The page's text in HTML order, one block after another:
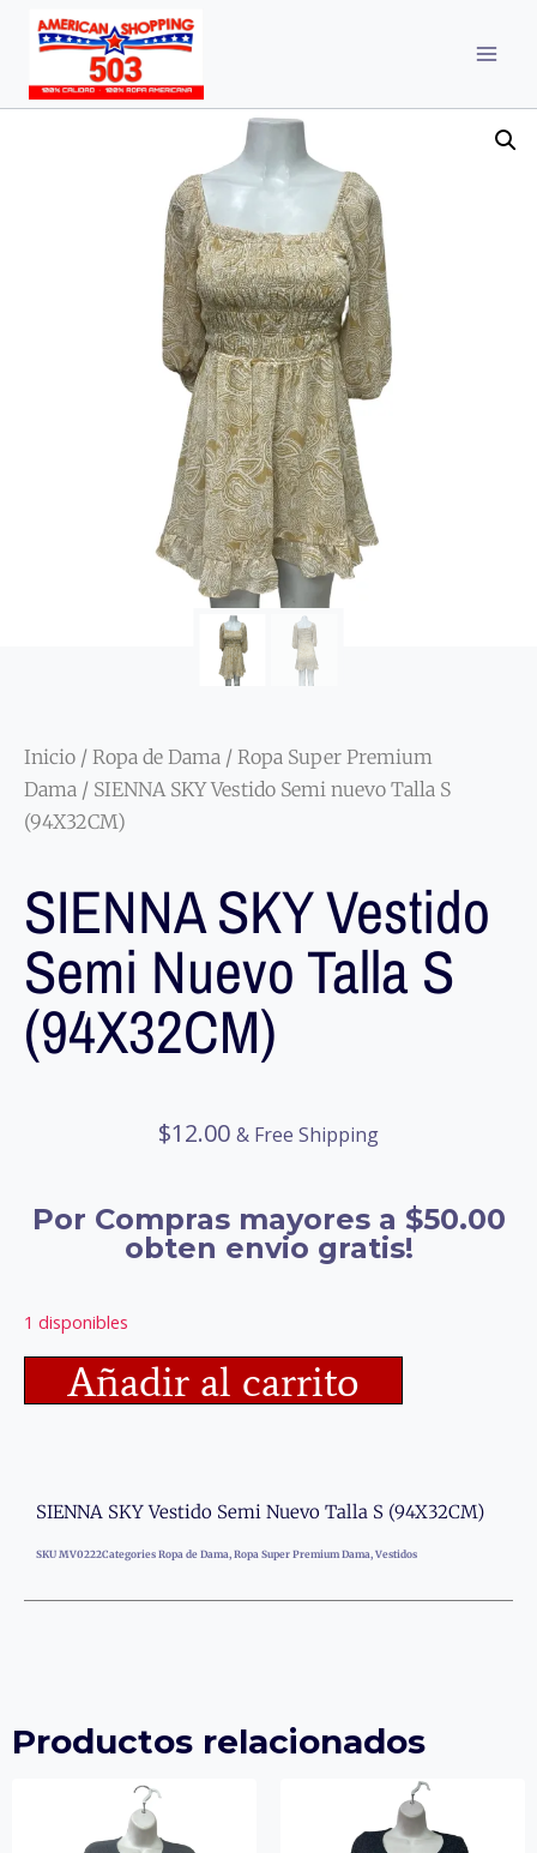
Inicio / Ropa de Dama / Ropa Super Premium
Dama / SIENNA SKY Vestido Semi nuevo Talla S
(94X32CM)
SIENNA SKY Vestido
Semi Nuevo Talla S
(94X32CM)
$12.00 & Free Shipping
Por Compras mayores a $50.00
obten envio gratis!
1 disponibles
Añadir al carrito
SIENNA SKY Vestido Semi Nuevo Talla S (94X32CM)
SKU MV0222Categories Ropa de Dama, Ropa Super Premium Dama, Vestidos
Productos relacionados